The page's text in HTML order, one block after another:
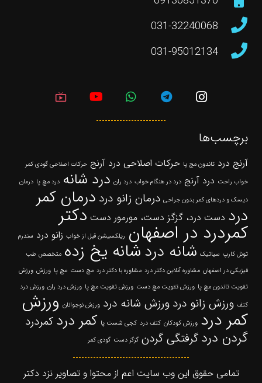
031-32240068
031-95012134
live_tv
برچسب‌ها
آرنج درد تاندون مچ پا حرکات اصلاحی درد آرنج حرکات اصلاحی گودی کمر
خواب راحت درد آرنج درد در هنگام خواب درد ران درد شانه درد مچ پا درمان
دیسک و دردهای کمر بدون جراحی درمان زانو درد درمان کمر
درد دست درد، گزگز دست، مورمور دست دکتر
کمردرد در اصفهان ریلکسیشن قبل از خواب زانو درد سندرم
تونل کارپ سیاتیک شانه دردشانه یخ زده متخصص طب
فیزیکی در اصفهان مشاوره آنلاین دکتر درد مشاوره با دکتر درد مچ دست مچ پا ورزش ورزش
تقویت تاندون مچ پا ورزش تقویت مچ دست ورزش تقویت مچ پا ورزش درد ران ورزش درد
کتف ورزش زانو درد ورزش شانه درد ورزش نوجوانان ورزش
کمر درد ورزش کودکان کتف درد کجی شست پا کمر درد کمردرد
گردن درد گرفتگی گردن گزگز دست گودی کمر
تمامی حقوق این وب سایت اعم از محتوا و تصاویر نزد دکتر